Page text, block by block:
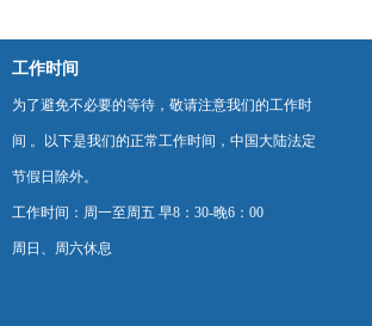
工作时间
为了避免不必要的等待，敬请注意我们的工作时
间 。以下是我们的正常工作时间，中国大陆法定
节假日除外。
工作时间：周一至周五 早8：30-晚6：00
周日、周六休息